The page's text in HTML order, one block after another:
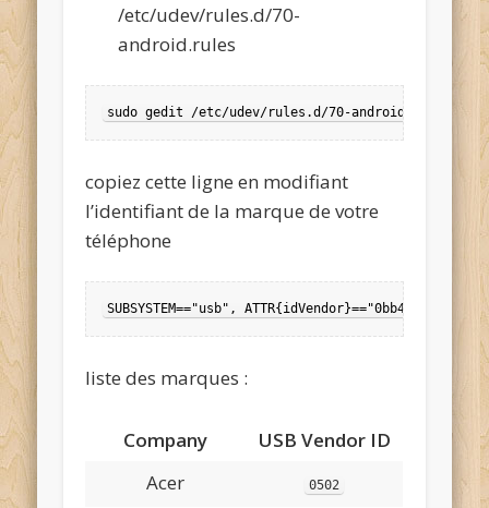
/etc/udev/rules.d/70-
android.rules
sudo gedit /etc/udev/rules.d/70-android.rules
copiez cette ligne en modifiant
l’identifiant de la marque de votre
téléphone
SUBSYSTEM=="usb", ATTR{idVendor}=="0bb4",
liste des marques :
Company
USB Vendor ID
Acer
0502